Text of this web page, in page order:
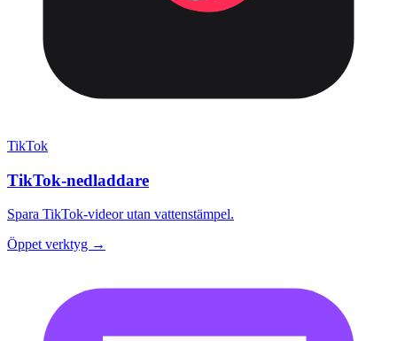
TikTok
TikTok-nedladdare
Spara TikTok-videor utan vattenstämpel.
Öppet verktyg →